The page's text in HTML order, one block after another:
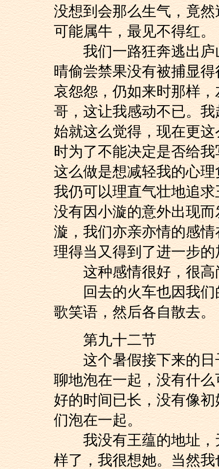
没想到会那么生气，竟
可能属牛，最见不得红。
我们一路狂奔逃出庐
晴偷尝禁果没有被捕显
哀怨怨，仍如来时那样
哥，这让我感动不已。
始就这么觉得，现在更
时为了不能决定是否给
这么做是想减轻我的心
我仍可以理直气壮地追
没有因小漩的意外出现
漩，我们亦亲亦情的感
理得当又得到了进一步
这种感情很好，很高
回去的火车也因我们
歌笑语，然后各自散去。
第九十二节
这个暑假接下来的日
聊地泡在一起，没有什
好的时间已长，没有像
们泡在一起。
我没有王蕴的地址，
样了，我很想她。当然